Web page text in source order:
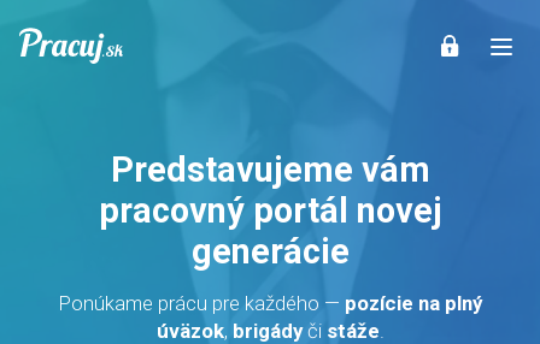
Predstavujeme vám
pracovný portál novej
generácie
Ponúkame prácu pre každého — pozície na plný
úväzok, brigádyči stáže